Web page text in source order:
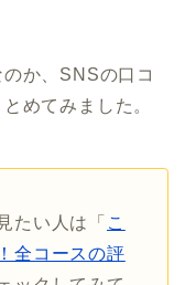
か、SNSの口コ
めてみました。
たい人は「 こ
全コースの評